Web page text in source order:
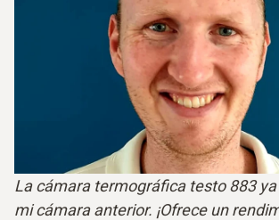
La cámara termográfica testo 883
mi cámara anterior. ¡Ofrece un